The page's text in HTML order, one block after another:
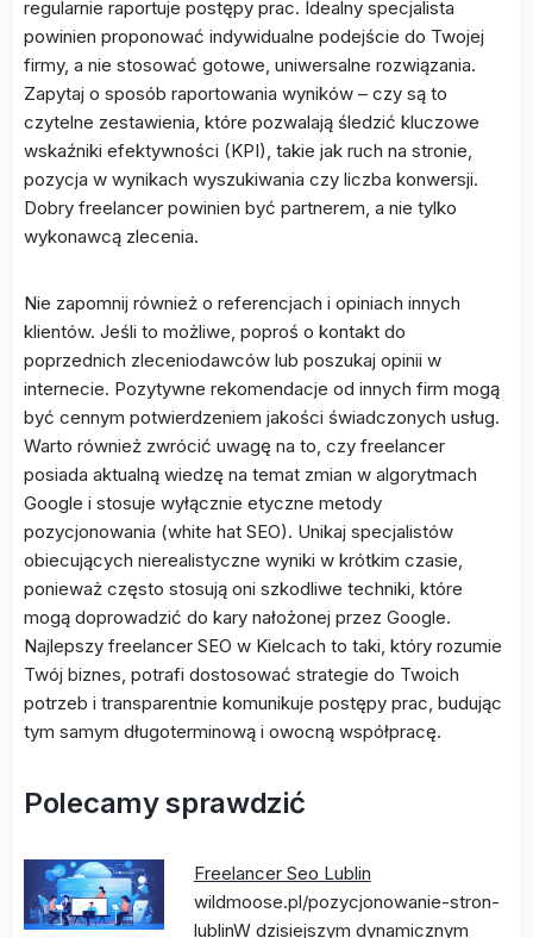
regularnie raportuje postępy prac. Idealny specjalista
powinien proponować indywidualne podejście do Twojej
firmy, a nie stosować gotowe, uniwersalne rozwiązania.
Zapytaj o sposób raportowania wyników – czy są to
czytelne zestawienia, które pozwalają śledzić kluczowe
wskaźniki efektywności (KPI), takie jak ruch na stronie,
pozycja w wynikach wyszukiwania czy liczba konwersji.
Dobry freelancer powinien być partnerem, a nie tylko
wykonawcą zlecenia.
Nie zapomnij również o referencjach i opiniach innych
klientów. Jeśli to możliwe, poproś o kontakt do
poprzednich zleceniodawców lub poszukaj opinii w
internecie. Pozytywne rekomendacje od innych firm mogą
być cennym potwierdzeniem jakości świadczonych usług.
Warto również zwrócić uwagę na to, czy freelancer
posiada aktualną wiedzę na temat zmian w algorytmach
Google i stosuje wyłącznie etyczne metody
pozycjonowania (white hat SEO). Unikaj specjalistów
obiecujących nierealistyczne wyniki w krótkim czasie,
ponieważ często stosują oni szkodliwe techniki, które
mogą doprowadzić do kary nałożonej przez Google.
Najlepszy freelancer SEO w Kielcach to taki, który rozumie
Twój biznes, potrafi dostosować strategie do Twoich
potrzeb i transparentnie komunikuje postępy prac, budując
tym samym długoterminową i owocną współpracę.
Polecamy sprawdzić
Freelancer Seo Lublin
wildmoose.pl/pozycjonowanie-stron-
lublinW dzisiejszym dynamicznym